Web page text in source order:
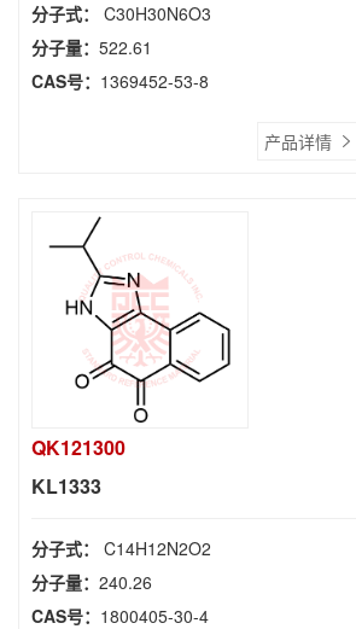
分子式： C30H30N6O3
分子量： 522.61
CAS号： 1369452-53-8
产品详情
QK121300
KL1333
分子式： C14H12N2O2
分子量： 240.26
CAS号： 1800405-30-4